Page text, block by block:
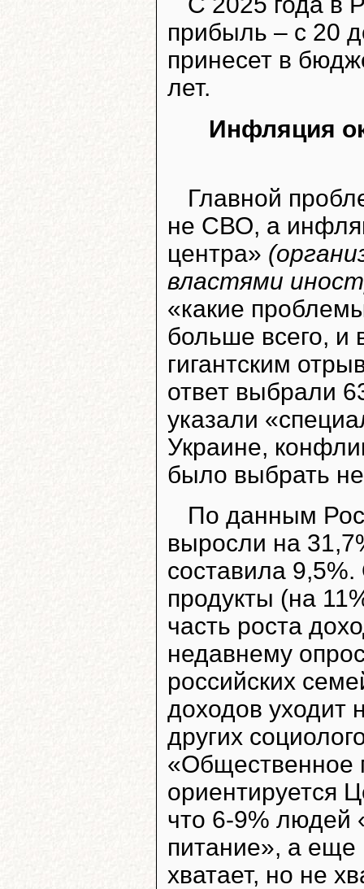
прибыль – с 20
принесет в
лет.
Инфляция
Главной
не СВО, а
центра»
властями
«какие
больше всего, и
гигантским
ответ выбрали
указали
Украине,
было выбрать
По данным
выросли на
составила
продукты (на
часть роста
недавнему
российских
доходов уходит
других
«Общественное
ориентируется
что 6-9% людей
питание», а еще
хватает, но не